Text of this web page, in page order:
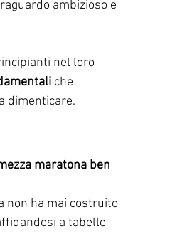
ambizioso e
nel loro
che
dimenticare.
maratona ben
non ha mai costruito
a tabelle